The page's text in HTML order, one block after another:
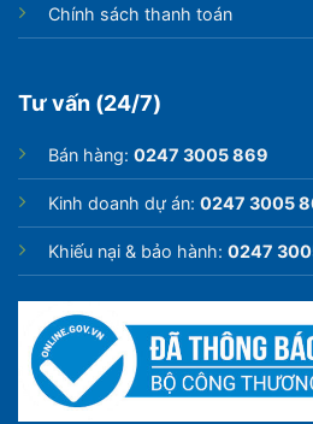
Chính sách thanh toán
Tư vấn (24/7)
Bán hàng: 0247 3005 869
Kinh doanh dự án: 0247 3005
Khiếu nại & bảo hành: 0247